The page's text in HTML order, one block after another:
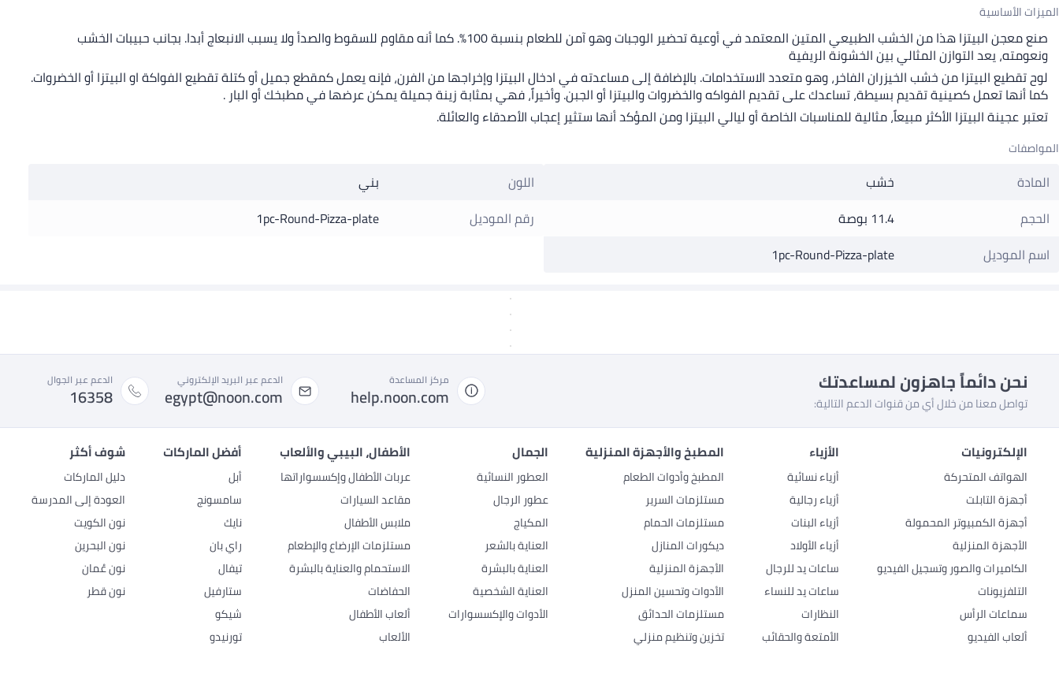
الميزات الأساسية
صنع معجن البيتزا هذا من الخشب الطبيعي المتين المعتمد في أوعية تحضير الوجبات وهو آمن للطعام بنسبة 100%. كما أنه مقاوم للسقوط والصدأ ولا يسبب الانبعاج أبدا. بجانب حبيبات الخشب
ونعومته، يعد التوازن المثالي بين الخشونة الريفية
لوح تقطيع البيتزا من خشب الخيزران الفاخر، وهو متعدد الاستخدامات. بالإضافة إلى مساعدته في ادخال البيتزا وإخراجها من الفرن، فإنه يعمل كمقطع جميل أو كتلة تقطيع الفواكة او البيتزا أو الخضروات.
كما أنها تعمل كصينية تقديم بسيطة، تساعدك على تقديم الفواكه والخضروات والبيتزا أو الجبن. وأخيراً، فهي بمثابة زينة جميلة يمكن عرضها في مطبخك أو البار .
تعتبر عجينة البيتزا الأكثر مبيعاً، مثالية للمناسبات الخاصة أو ليالي البيتزا ومن المؤكد أنها ستثير إعجاب الأصدقاء والعائلة.
المواصفات
المادة
خشب
الحجم
11.4 بوصة
اسم الموديل
1pc-Round-Pizza-plate
اللون
بني
رقم الموديل
1pc-Round-Pizza-plate
نحن دائماً جاهزون لمساعدتك
تواصل معنا من خلال أي من قنوات الدعم التالية:
مركز المساعدة
help.noon.com
الدعم عبر البريد الإلكتروني
egypt@noon.com
الدعم عبر الجوال
16358
الإلكترونيات
الهواتف المتحركة
أجهزة التابلت
أجهزة الكمبيوتر المحمولة
الأجهزة المنزلية
الكاميرات والصور وتسجيل الفيديو
التلفزيونات
سماعات الرأس
ألعاب الفيديو
الأزياء
أزياء نسائية
أزياء رجالية
أزياء البنات
أزياء الأولاد
ساعات يد للرجال
ساعات يد للنساء
النظارات
الأمتعة والحقائب
المطبخ والأجهزة المنزلية
المطبخ وأدوات الطعام
مستلزمات السرير
مستلزمات الحمام
ديكورات المنازل
الأجهزة المنزلية
الأدوات وتحسين المنزل
مستلزمات الحدائق
تخزين وتنظيم منزلي
الجمال
العطور النسائية
عطور الرجال
المكياج
العناية بالشعر
العناية بالبشرة
العناية الشخصية
الأدوات والإكسسوارات
الأطفال، البيبي والألعاب
عربات الأطفال وإكسسواراتها
مقاعد السيارات
ملابس الأطفال
مستلزمات الإرضاع والإطعام
الاستحمام والعناية بالبشرة
الحفاضات
ألعاب الأطفال
الألعاب
أفضل الماركات
أبل
سامسونج
نايك
راي بان
تيفال
ستارفيل
شيكو
تورنيدو
شوف أكثر
دليل الماركات
العودة إلى المدرسة
نون الكويت
نون البحرين
نون عُمان
نون قطر